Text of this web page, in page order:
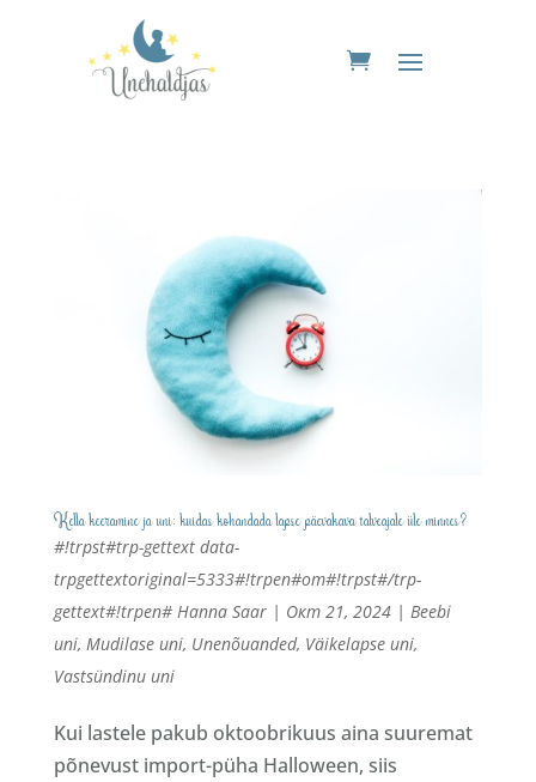
Kella keeramine ja uni: kuidas kohandada lapse päevakava talveajale üle minnes?
#!trpst#trp-gettext data-
trpgettextoriginal=5333#!trpen#от#!trpst#/trp-
gettext#!trpen# Hanna Saar| Окт 21, 2024| Beebi
uni, Mudilase uni, Unenõuanded, Väikelapse uni,
Vastsündinu uni
Kui lastele pakub oktoobrikuus aina suuremat
põnevust import-püha Halloween, siis